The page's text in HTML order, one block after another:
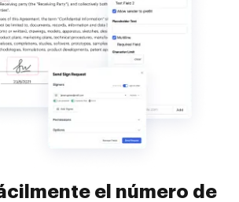
el número de